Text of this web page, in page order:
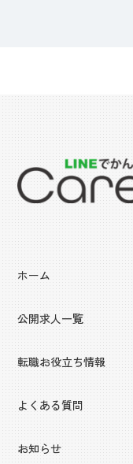
ホーム
公開求人一覧
転職お役立ち情報
よくある質問
お知らせ